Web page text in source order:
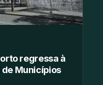
regressa à
Municípios